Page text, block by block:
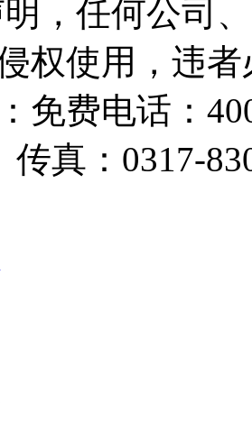
，任何公司
权使用，违
免费电话：
真：0317-